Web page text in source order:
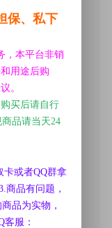
，
位是CVV，
保、私下
，本平台非销
用途后购
。
买后请自行
品请当天24
卡或者QQ群拿
商品有问题，
品为实物，
服：